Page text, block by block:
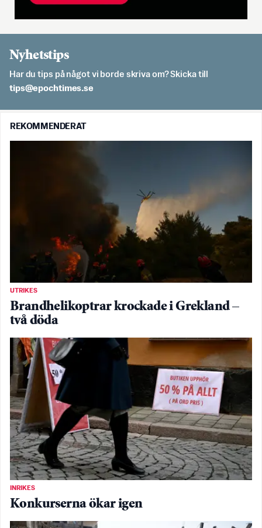
Nyhetstips
Har du tips på något vi borde skriva om? Skicka till
es.semithcope@spit
REKOMMENDERAT
UTRIKES
Brandhelikoptrar krockade i Grekland –
två döda
INRIKES
Konkurserna ökar igen